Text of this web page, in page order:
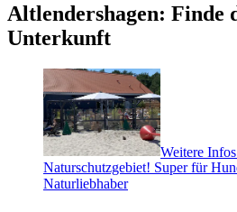
Altlendershagen: Finde
Unterkunft
Weitere
Naturschutzgebiet! Super für
Naturliebhaber